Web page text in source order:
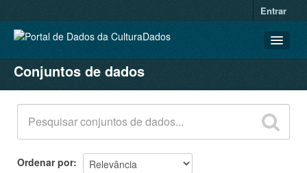
Entrar
CONJUNTOS DE DADOS
ORGANIZAÇÕES
GRUPOS
SOBRE
Conjuntos de dados
Ordenar por